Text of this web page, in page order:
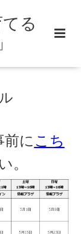
る
に こち
。